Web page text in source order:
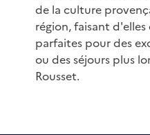
de la culture
région, faisant
parfaites pour des
ou des séjours plus
Rousset.